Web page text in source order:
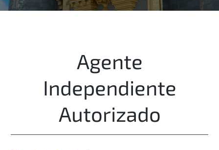
Agente
Independiente
Autorizado